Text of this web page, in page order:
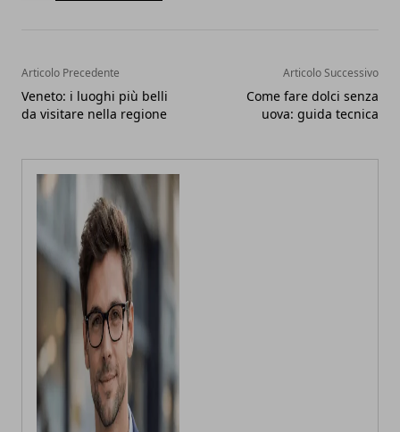
Articolo Precedente
Veneto: i luoghi più belli
da visitare nella regione
Articolo Successivo
Come fare dolci senza
uova: guida tecnica